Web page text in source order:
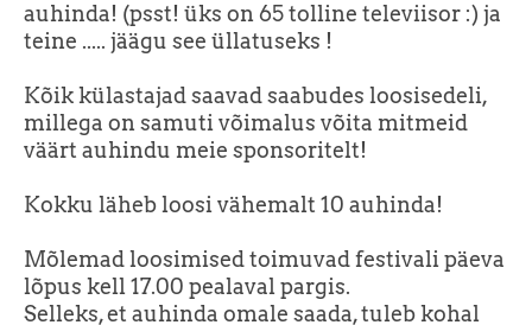
auhinda! (psst! üks on 65 tolline televiisor :) ja
teine ..... jäägu see üllatuseks !
Kõik külastajad saavad saabudes loosisedeli,
millega on samuti võimalus võita mitmeid
väärt auhindu meie sponsoritelt!
Kokku läheb loosi vähemalt 10 auhinda!
Mõlemad loosimised toimuvad festivali päeva
lõpus kell 17.00 pealaval pargis.
Selleks, et auhinda omale saada, tuleb kohal